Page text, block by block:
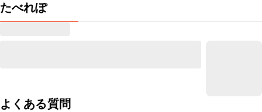
たべれぽ
よくある質問